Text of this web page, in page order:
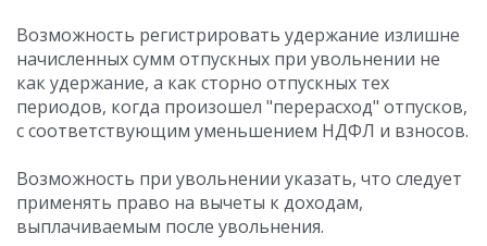
Возможность регистрировать удержание излишне
начисленных сумм отпускных при увольнении не
как удержание, а как сторно отпускных тех
периодов, когда произошел "перерасход" отпусков,
с соответствующим уменьшением НДФЛ и взносов.
Возможность при увольнении указать, что следует
применять право на вычеты к доходам,
выплачиваемым после увольнения.